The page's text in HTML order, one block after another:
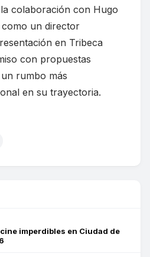
colaboración con Hugo
como un director
en Tribeca
con propuestas
rumbo más
en su trayectoria.
imperdibles en Ciudad de